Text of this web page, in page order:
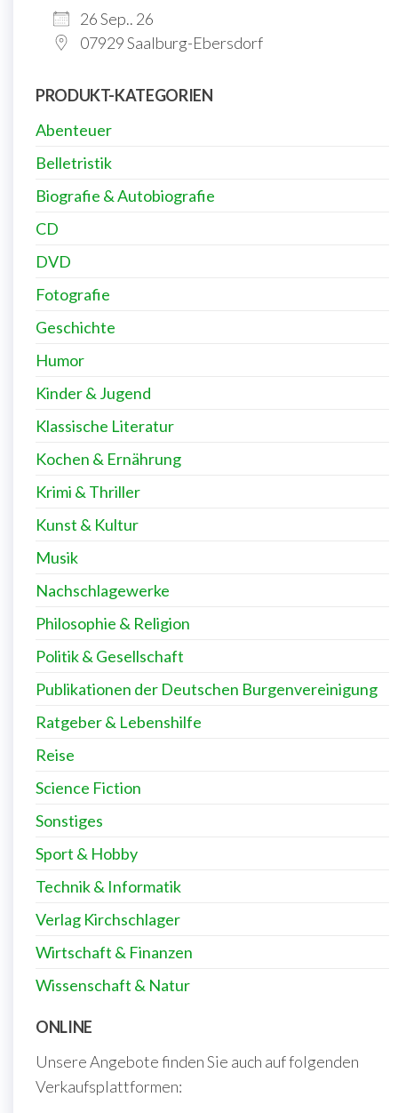
26 Sep.. 26
07929 Saalburg-Ebersdorf
PRODUKT-KATEGORIEN
Abenteuer
Belletristik
Biografie & Autobiografie
CD
DVD
Fotografie
Geschichte
Humor
Kinder & Jugend
Klassische Literatur
Kochen & Ernährung
Krimi & Thriller
Kunst & Kultur
Musik
Nachschlagewerke
Philosophie & Religion
Politik & Gesellschaft
Publikationen der Deutschen Burgenvereinigung
Ratgeber & Lebenshilfe
Reise
Science Fiction
Sonstiges
Sport & Hobby
Technik & Informatik
Verlag Kirchschlager
Wirtschaft & Finanzen
Wissenschaft & Natur
ONLINE
Unsere Angebote finden Sie auch auf folgenden
Verkaufsplattformen: